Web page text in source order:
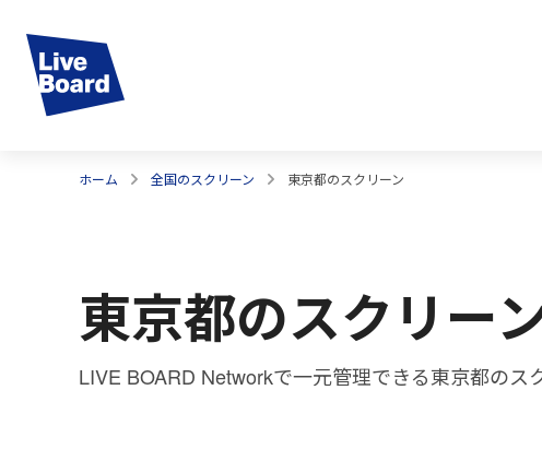
ホーム 全国のスクリーン 東京都のスクリーン
東京都のスクリー
LIVE BOARD Networkで一元管理できる東京都のス